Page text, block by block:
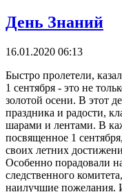
День Знаний
16.01.2020 06:13
Быстро пролетели,
1 сентября - это не
золотой осени. В этот
праздника и радости,
шарами и лентами. В
посвященное 1
своих летних
Особенно порадовали
следственного
наилучшие пожелания.